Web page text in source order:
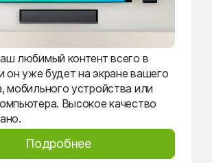
любимый контент всего в
он уже будет на экране вашего
мобильного устройства или
Высокое качество
Подробнее